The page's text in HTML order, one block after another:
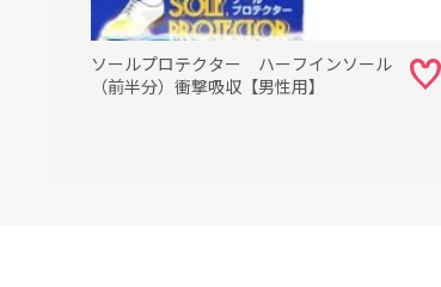
ソールプロテクター ハーフインソール
（前半分）衝撃吸収【男性用】